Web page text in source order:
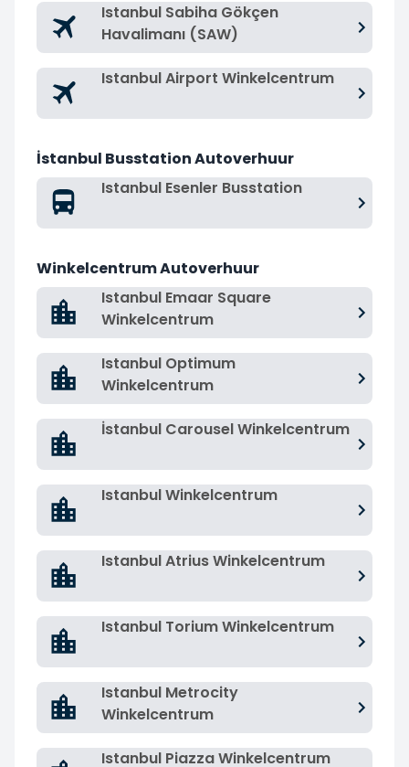
Istanbul Sabiha Gökçen
Havalimanı (SAW)
Istanbul Airport Winkelcentrum
İstanbul Busstation Autoverhuur
Istanbul Esenler Busstation
Winkelcentrum Autoverhuur
Istanbul Emaar Square
Winkelcentrum
Istanbul Optimum
Winkelcentrum
İstanbul Carousel Winkelcentrum
Istanbul Winkelcentrum
Istanbul Atrius Winkelcentrum
Istanbul Torium Winkelcentrum
Istanbul Metrocity
Winkelcentrum
Istanbul Piazza Winkelcentrum